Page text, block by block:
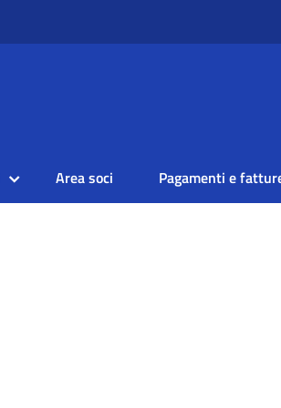
Area soci Pagamenti e